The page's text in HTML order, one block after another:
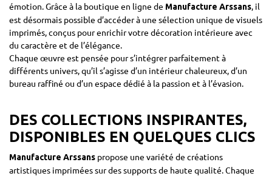
émotion. Grâce à la boutique en ligne de Manufacture Arssans, il
est désormais possible d’accéder à une sélection unique de visuels
imprimés, conçus pour enrichir votre décoration intérieure avec
du caractère et de l’élégance.
Chaque œuvre est pensée pour s’intégrer parfaitement à
différents univers, qu’il s’agisse d’un intérieur chaleureux, d’un
bureau raffiné ou d’un espace dédié à la passion et à l’évasion.
DES COLLECTIONS INSPIRANTES,
DISPONIBLES EN QUELQUES CLICS
Manufacture Arssans propose une variété de créations
artistiques imprimées sur des supports de haute qualité. Chaque